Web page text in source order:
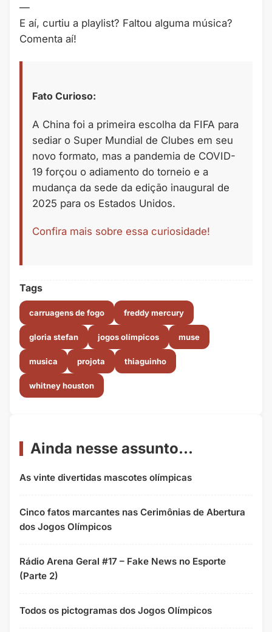
—
E aí, curtiu a playlist? Faltou alguma música?
Comenta aí!
Fato Curioso:
A China foi a primeira escolha da FIFA para
sediar o Super Mundial de Clubes em seu
novo formato, mas a pandemia de COVID-
19 forçou o adiamento do torneio e a
mudança da sede da edição inaugural de
2025 para os Estados Unidos.
Confira mais sobre essa curiosidade!
Tags
carruagens de fogo freddy mercury
gloria stefan jogos olímpicos muse
musica projota thiaguinho
whitney houston
Ainda nesse assunto...
As vinte divertidas mascotes olímpicas
Cinco fatos marcantes nas Cerimônias de Abertura
dos Jogos Olímpicos
Rádio Arena Geral #17 – Fake News no Esporte
(Parte 2)
Todos os pictogramas dos Jogos Olímpicos